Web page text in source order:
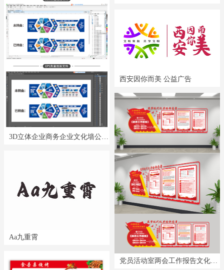
3D立体企业商务企业文化墙公司文化墙
Aa九重霄
西安因你而美 公益广告
党员活动室两会工作报告文化墙